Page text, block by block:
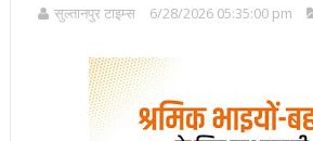
सुल्तानपुर टाइम्स 6/28/2026 05:35:00 pm